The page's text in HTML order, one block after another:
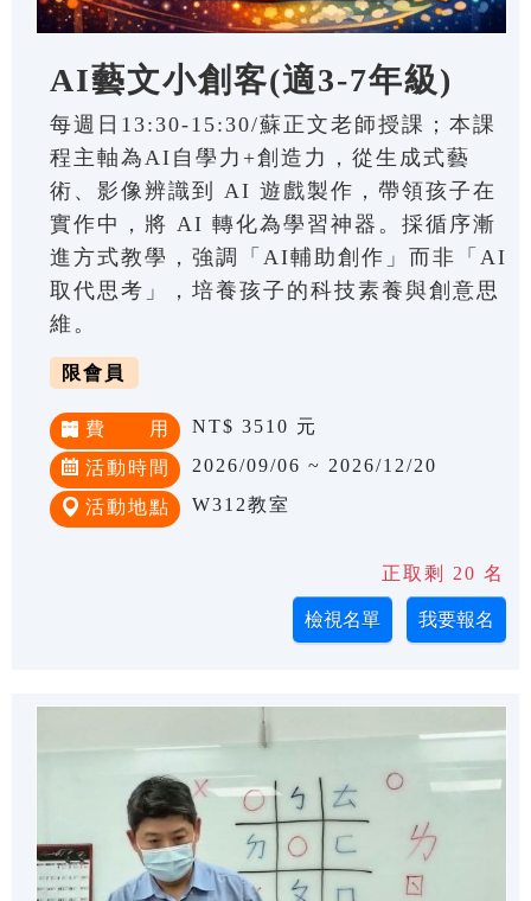
AI藝文小創客(適3-7年級)
每週日13:30-15:30/蘇正文老師授課；本課
程主軸為AI自學力+創造力，從生成式藝
術、影像辨識到 AI 遊戲製作，帶領孩子在
實作中，將 AI 轉化為學習神器。採循序漸
進方式教學，強調「AI輔助創作」而非「AI
取代思考」，培養孩子的科技素養與創意思
維。
限會員
費 用 NT$ 3510 元
活動時間 2026/09/06 ~ 2026/12/20
活動地點 W312教室
正取剩 20 名